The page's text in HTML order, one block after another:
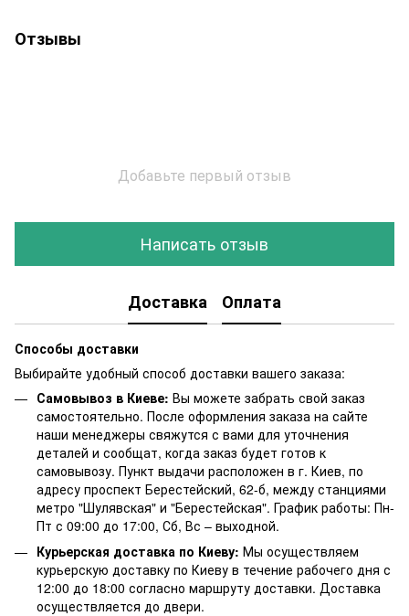
Отзывы
Добавьте первый отзыв
Написать отзыв
Доставка Оплата
Способы доставки
Выбирайте удобный способ доставки вашего заказа:
Самовывоз в Киеве: Вы можете забрать свой заказ
самостоятельно. После оформления заказа на сайте
наши менеджеры свяжутся с вами для уточнения
деталей и сообщат, когда заказ будет готов к
самовывозу. Пункт выдачи расположен в г. Киев, по
адресу проспект Берестейский, 62-б, между станциями
метро "Шулявская" и "Берестейская". График работы: Пн-
Пт с 09:00 до 17:00, Сб, Вс – выходной.
Курьерская доставка по Киеву: Мы осуществляем
курьерскую доставку по Киеву в течение рабочего дня с
12:00 до 18:00 согласно маршруту доставки. Доставка
осуществляется до двери.